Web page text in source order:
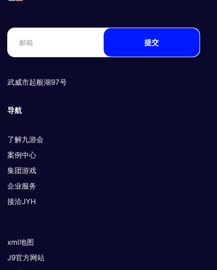
提交
武威市起般湖97号
导航
了解九游会
案例中心
集团游戏
企业服务
接洽JYH
xml地图
J9官方网站